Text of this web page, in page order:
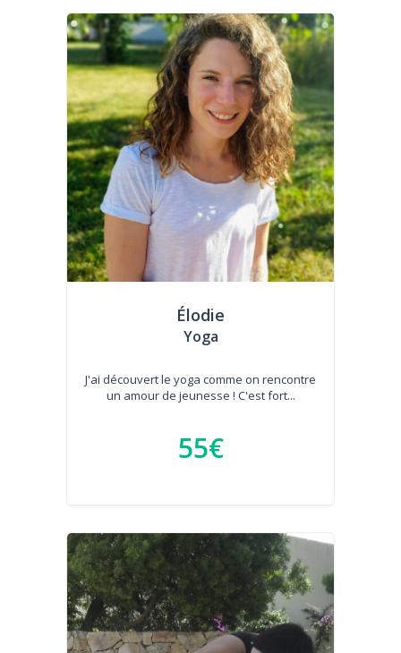
Élodie
Yoga
J'ai découvert le yoga comme on rencontre
un amour de jeunesse ! C'est fort...
55€